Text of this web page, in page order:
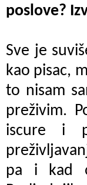
poslove?
Sve je
kao pisac,
to nisam
preživim.
iscure i
pa i kad